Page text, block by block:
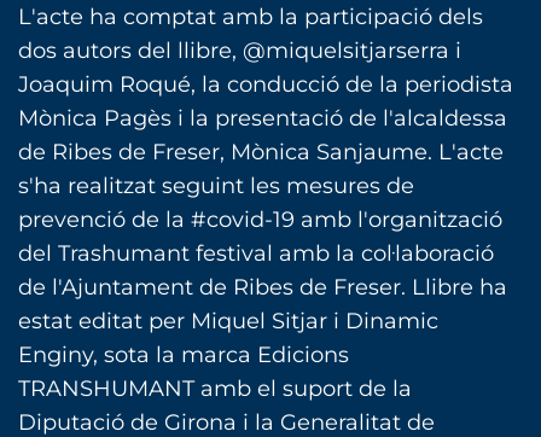
L'acte ha comptat amb la participació dels
dos autors del llibre, @miquelsitjarserra i
Joaquim Roqué, la conducció de la periodista
Mònica Pagès i la presentació de l'alcaldessa
de Ribes de Freser, Mònica Sanjaume. L'acte
s'ha realitzat seguint les mesures de
prevenció de la #covid-19 amb l'organització
del Trashumant festival amb la col·laboració
de l'Ajuntament de Ribes de Freser. Llibre ha
estat editat per Miquel Sitjar i Dinamic
Enginy, sota la marca Edicions
TRANSHUMANT amb el suport de la
Diputació de Girona i la Generalitat de